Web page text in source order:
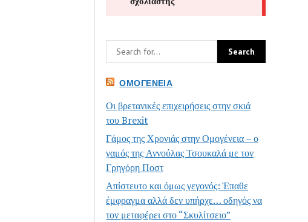
ΟΜΟΓΈΝΕΙΑ
Οι βρετανικές επιχειρήσεις στην σκιά
του Brexit
Γάμος της Χρονιάς στην Ομογένεια – ο
γαμός της Αννούλας Τσουκαλά με τον
Γρηγόρη Ποστ
Απίστευτο και όμως γεγονός: Έπαθε
έμφραγμα αλλά δεν υπήρχε… οδηγός να
τον μεταφέρει στο “Σκυλίτσειο”